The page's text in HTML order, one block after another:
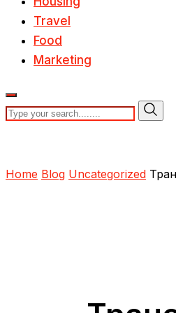
Travel
Food
Marketing
Home Blog Uncategorized